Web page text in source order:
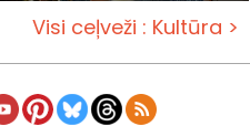
Visi ceļveži : Kultūra >